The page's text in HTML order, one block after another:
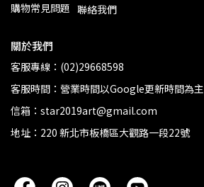
購物常見問題 聯絡我們
關於我們
客服專線：(02)29668598
客服時間：營業時間以Google更新時間為主
信箱：star2019art@gmail.com
地址：220 新北市板橋區大觀路一段22號